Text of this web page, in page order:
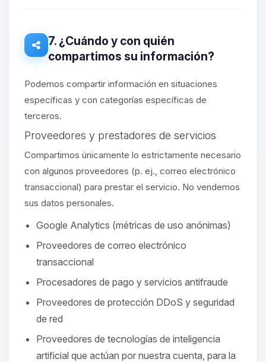
7. ¿Cuándo y con quién
compartimos su información?
Podemos compartir información en situaciones
específicas y con categorías específicas de
terceros.
Proveedores y prestadores de servicios
Compartimos únicamente lo estrictamente necesario
con algunos proveedores (p. ej., correo electrónico
transaccional) para prestar el servicio. No vendemos
sus datos personales.
Google Analytics (métricas de uso anónimas)
Proveedores de correo electrónico
transaccional
Procesadores de pago y servicios antifraude
Proveedores de protección DDoS y seguridad
de red
Proveedores de tecnologías de inteligencia
artificial que actúan por nuestra cuenta, para la